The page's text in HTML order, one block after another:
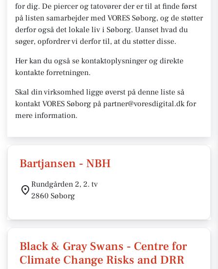
for dig. De piercer og tatovører der er til at finde først
på listen samarbejder med VORES Søborg, og de støtter
derfor også det lokale liv i Søborg. Uanset hvad du
søger, opfordrer vi derfor til, at du støtter disse.
Her kan du også se kontaktoplysninger og direkte
kontakte forretningen.
Skal din virksomhed ligge øverst på denne liste så
kontakt VORES Søborg på partner@voresdigital.dk for
mere information.
Bartjansen - NBH
Rundgården 2, 2. tv
2860 Søborg
Black & Gray Swans - Centre for
Climate Change Risks and DRR